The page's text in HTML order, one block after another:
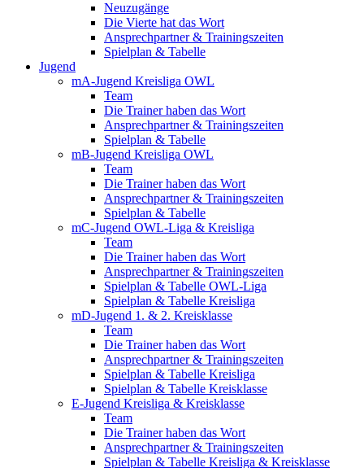
Neuzugänge
Die Vierte hat das Wort
Ansprechpartner & Trainingszeiten
Spielplan & Tabelle
Jugend
mA-Jugend Kreisliga OWL
Team
Die Trainer haben das Wort
Ansprechpartner & Trainingszeiten
Spielplan & Tabelle
mB-Jugend Kreisliga OWL
Team
Die Trainer haben das Wort
Ansprechpartner & Trainingszeiten
Spielplan & Tabelle
mC-Jugend OWL-Liga & Kreisliga
Team
Die Trainer haben das Wort
Ansprechpartner & Trainingszeiten
Spielplan & Tabelle OWL-Liga
Spielplan & Tabelle Kreisliga
mD-Jugend 1. & 2. Kreisklasse
Team
Die Trainer haben das Wort
Ansprechpartner & Trainingszeiten
Spielplan & Tabelle Kreisliga
Spielplan & Tabelle Kreisklasse
E-Jugend Kreisliga & Kreisklasse
Team
Die Trainer haben das Wort
Ansprechpartner & Trainingszeiten
Spielplan & Tabelle Kreisliga & Kreisklasse